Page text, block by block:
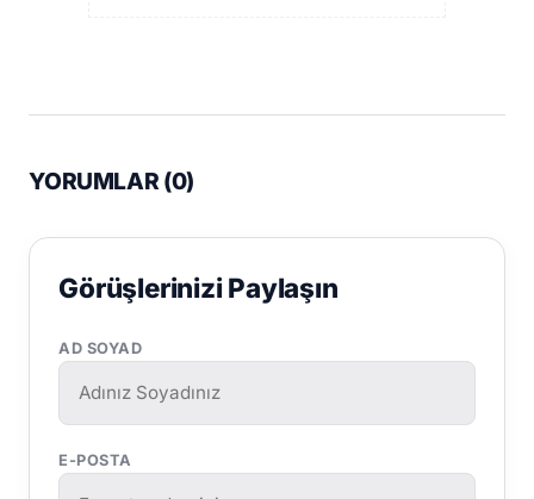
YORUMLAR (0)
Görüşlerinizi Paylaşın
AD SOYAD
E-POSTA